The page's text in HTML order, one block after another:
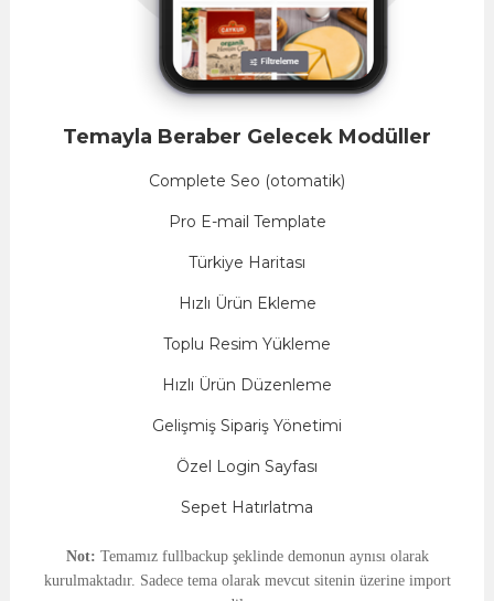
Temayla Beraber Gelecek Modüller
Complete Seo (otomatik)
Pro E-mail Template
Türkiye Haritası
Hızlı Ürün Ekleme
Toplu Resim Yükleme
Hızlı Ürün Düzenleme
Gelişmiş Sipariş Yönetimi
Özel Login Sayfası
Sepet Hatırlatma
Not: Temamız fullbackup şeklinde demonun aynısı olarak
kurulmaktadır. Sadece tema olarak mevcut sitenin üzerine import